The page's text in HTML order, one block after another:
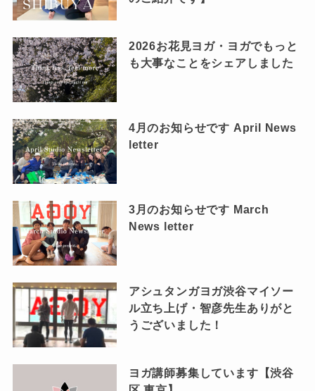
2026お花見ヨガ・ヨガでもっと
も大事なことをシェアしました
4月のお知らせです April News
letter
3月のお知らせです March
News letter
アシュタンガヨガ渋谷マイソー
ル立ち上げ・智彦先生ありがと
うございました！
ヨガ講師募集しています【渋谷